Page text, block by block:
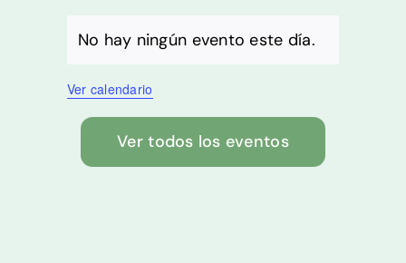
Aviso
No hay ningún evento este día.
Ver calendario
Ver todos los eventos